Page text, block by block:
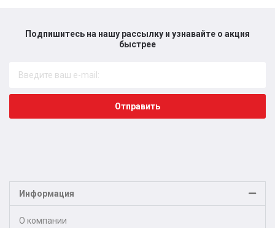
Подпишитесь на нашу рассылку и узнавайте о акция
быстрее​
Отправить
Информация
О компании